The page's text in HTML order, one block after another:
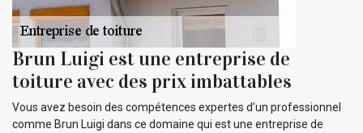
Brun Luigi est une entreprise de
toiture avec des prix imbattables
Vous avez besoin des compétences expertes d’un professionnel
comme Brun Luigi dans ce domaine qui est une entreprise de